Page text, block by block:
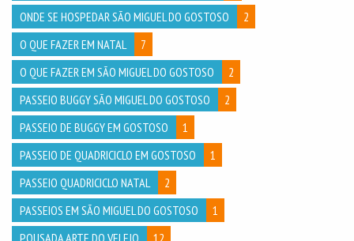
ONDE SE HOSPEDAR SÃO MIGUEL DO GOSTOSO
2
O QUE FAZER EM NATAL
7
O QUE FAZER EM SÃO MIGUEL DO GOSTOSO
2
PASSEIO BUGGY SÃO MIGUEL DO GOSTOSO
2
PASSEIO DE BUGGY EM GOSTOSO
1
PASSEIO DE QUADRICICLO EM GOSTOSO
1
PASSEIO QUADRICICLO NATAL
2
PASSEIOS EM SÃO MIGUEL DO GOSTOSO
1
POUSADA ARTE DO VELEJO
12